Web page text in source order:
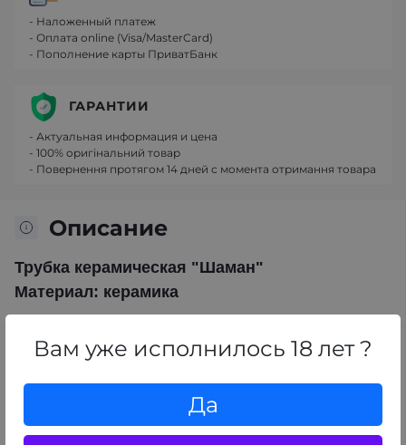
Вам уже исполнилось 18 лет ?
Да
Описание
Трубка керамическая "Шаман"
Материал: керамика
Отзывы
0
средний рейтинг товара
- Наложенный платеж
- Оплата online (Visa/MasterCard)
- Пополнение карты ПриватБанк
ГАРАНТИИ
- Актуальная информация и цена
- 100% оригінальний товар
- Повернення протягом 14 дней с момента отримання товара